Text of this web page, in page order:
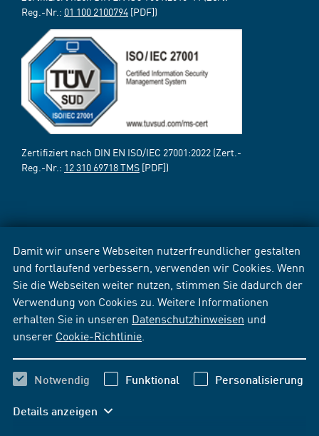
Damit wir unsere Webseiten nutzerfreundlicher gestalten
und fortlaufend verbessern, verwenden wir Cookies. Wenn
Sie die Webseiten weiter nutzen, stimmen Sie dadurch der
Verwendung von Cookies zu. Weitere Informationen
erhalten Sie in unseren Datenschutzhinweisen und
unserer Cookie-Richtlinie
Notwendig Funktional Personalisierung
Details anzeigen
Reg.-Nr.: 01 100 2100794 [PDF])
Zertifiziert nach DIN EN ISO/IEC 27001:2022 (Zert.-
Reg.-Nr.: 12 310 69718 TMS [PDF])